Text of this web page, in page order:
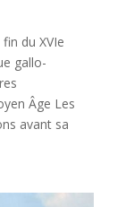
du XVIe
gallo-
Âge Les
avant sa